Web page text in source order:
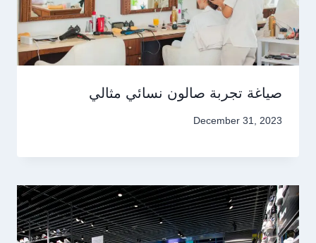
صياغة تجربة صالون نسائي مثالي
December 31, 2023